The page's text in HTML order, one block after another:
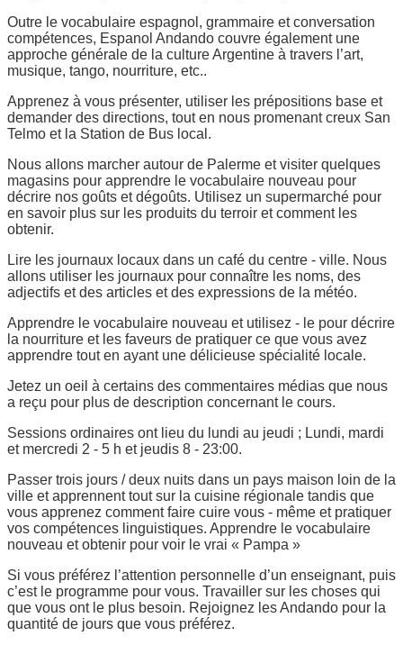
Outre le vocabulaire espagnol, grammaire et conversation
compétences, Espanol Andando couvre également une
approche générale de la culture Argentine à travers l’art,
musique, tango, nourriture, etc..
Apprenez à vous présenter, utiliser les prépositions base et
demander des directions, tout en nous promenant creux San
Telmo et la Station de Bus local.
Nous allons marcher autour de Palerme et visiter quelques
magasins pour apprendre le vocabulaire nouveau pour
décrire nos goûts et dégoûts. Utilisez un supermarché pour
en savoir plus sur les produits du terroir et comment les
obtenir.
Lire les journaux locaux dans un café du centre - ville. Nous
allons utiliser les journaux pour connaître les noms, des
adjectifs et des articles et des expressions de la météo.
Apprendre le vocabulaire nouveau et utilisez - le pour décrire
la nourriture et les faveurs de pratiquer ce que vous avez
apprendre tout en ayant une délicieuse spécialité locale.
Jetez un oeil à certains des commentaires médias que nous
a reçu pour plus de description concernant le cours.
Sessions ordinaires ont lieu du lundi au jeudi ; Lundi, mardi
et mercredi 2 - 5 h et jeudis 8 - 23:00.
Passer trois jours / deux nuits dans un pays maison loin de la
ville et apprennent tout sur la cuisine régionale tandis que
vous apprenez comment faire cuire vous - même et pratiquer
vos compétences linguistiques. Apprendre le vocabulaire
nouveau et obtenir pour voir le vrai « Pampa »
Si vous préférez l’attention personnelle d’un enseignant, puis
c’est le programme pour vous. Travailler sur les choses qui
que vous ont le plus besoin. Rejoignez les Andando pour la
quantité de jours que vous préférez.